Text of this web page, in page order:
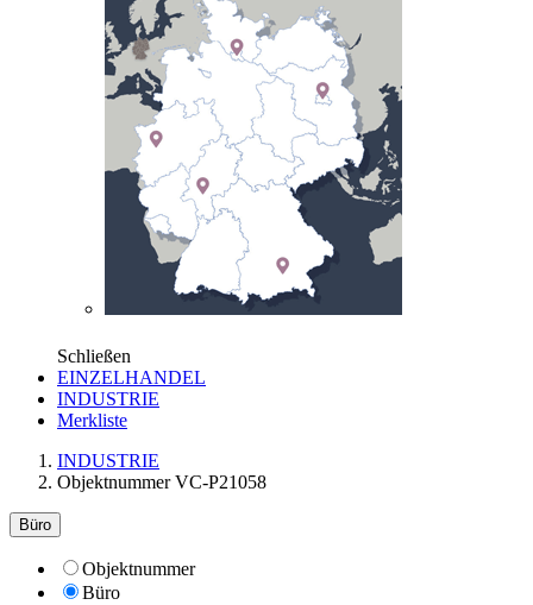
Schließen
EINZELHANDEL
INDUSTRIE
Merkliste
INDUSTRIE
Objektnummer VC-P21058
Büro
Objektnummer
Büro